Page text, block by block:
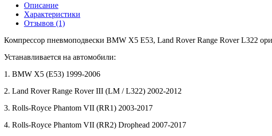
Описание
Характеристики
Отзывов (1)
Компрессор пневмоподвески BMW X5 E53, Land Rover Range Rover L322
Устанавливается на автомобили:
1. BMW X5 (E53) 1999-2006
2. Land Rover Range Rover III (LM / L322) 2002-2012
3. Rolls-Royce Phantom VII (RR1) 2003-2017
4. Rolls-Royce Phantom VII (RR2) Drophead 2007-2017